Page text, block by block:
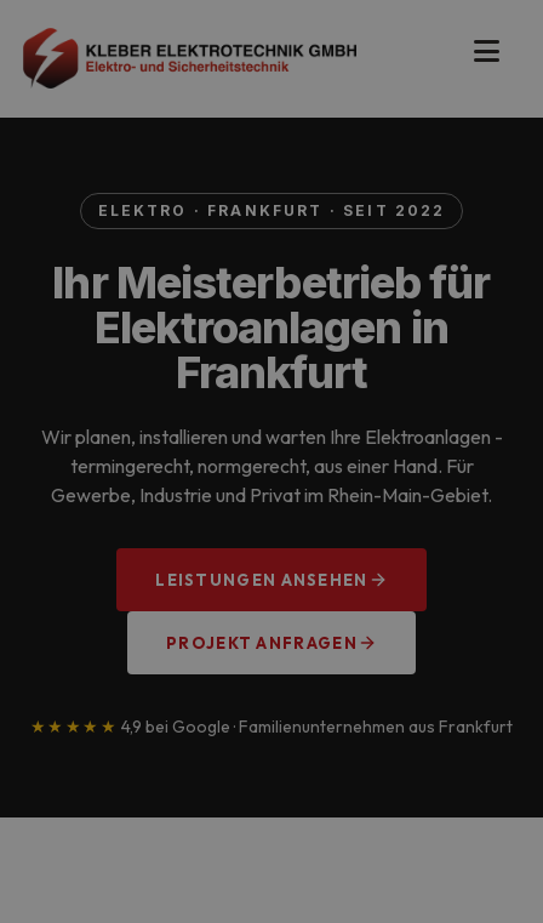
ELEKTRO · FRANKFURT · SEIT 2022
Ihr Meisterbetrieb für
Elektroanlagen in
Frankfurt
Wir planen, installieren und warten Ihre Elektroanlagen -
termingerecht, normgerecht, aus einer Hand. Für
Gewerbe, Industrie und Privat im Rhein-Main-Gebiet.
LEISTUNGEN ANSEHEN
PROJEKT ANFRAGEN
★★★★★ 4,9 bei Google · Familienunternehmen aus Frankfurt